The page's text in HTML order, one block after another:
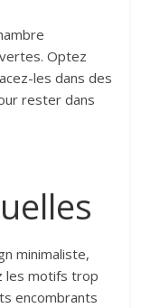
Optez
les dans des
rester dans
minimaliste,
les motifs trop
encombrants